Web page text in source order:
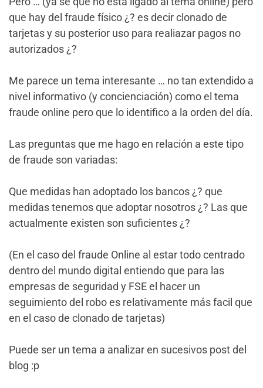
que hay del fraude físico ¿? es decir clonado de
tarjetas y su posterior uso para realiazar pagos no
autorizados ¿?
Me parece un tema interesante … no tan extendido a
nivel informativo (y concienciación) como el tema
fraude online pero que lo identifico a la orden del día.
Las preguntas que me hago en relación a este tipo
de fraude son variadas:
Que medidas han adoptado los bancos ¿? que
medidas tenemos que adoptar nosotros ¿? Las que
actualmente existen son suficientes ¿?
(En el caso del fraude Online al estar todo centrado
dentro del mundo digital entiendo que para las
empresas de seguridad y FSE el hacer un
seguimiento del robo es relativamente más facil que
en el caso de clonado de tarjetas)
Puede ser un tema a analizar en sucesivos post del
blog :p